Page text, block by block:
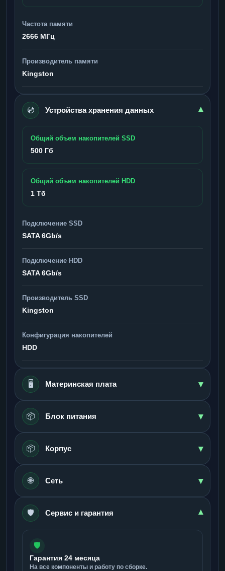
Частота памяти
2666 МГц
Производитель памяти
Kingston
💿 Устройства хранения данных ▾
Общий объем накопителей SSD
500 Гб
Общий объем накопителей HDD
1 Тб
Подключение SSD
SATA 6Gb/s
Подключение HDD
SATA 6Gb/s
Производитель SSD
Kingston
Конфигурация накопителей
HDD
🖥️ Материнская плата ▾
📦 Блок питания ▾
📦 Корпус ▾
🌐 Сеть ▾
🛡️ Сервис и гарантия ▾
🛡️
Гарантия 24 месяца
На все компоненты и работу по сборке.